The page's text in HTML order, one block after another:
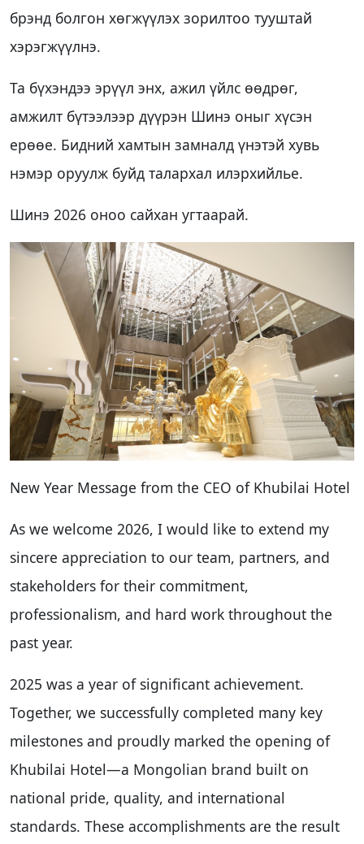
брэнд болгон хөгжүүлэх зорилтоо тууштай
хэрэгжүүлнэ.
Та бүхэндээ эрүүл энх, ажил үйлс өөдрөг,
амжилт бүтээлээр дүүрэн Шинэ оныг хүсэн
ерөөе. Бидний хамтын замналд үнэтэй хувь
нэмэр оруулж буйд талархал илэрхийлье.
Шинэ 2026 оноо сайхан угтаарай.
New Year Message from the CEO of Khubilai Hotel
As we welcome 2026, I would like to extend my
sincere appreciation to our team, partners, and
stakeholders for their commitment,
professionalism, and hard work throughout the
past year.
2025 was a year of significant achievement.
Together, we successfully completed many key
milestones and proudly marked the opening of
Khubilai Hotel—a Mongolian brand built on
national pride, quality, and international
standards. These accomplishments are the result